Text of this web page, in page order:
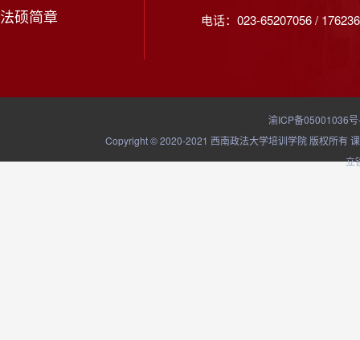
法硕简章
电话：023-65207056 /
渝ICP备05001036
Copyright © 2020-2021 西南政法大学培训学院 版权所有
立